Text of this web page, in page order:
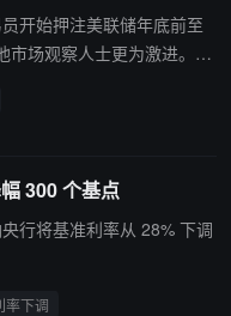
开始押注美联储年底前至
市场观察人士更为激进。与
在本月稍晚的会议或 12
300 个基点
行将基准利率从 28% 下调
率下调